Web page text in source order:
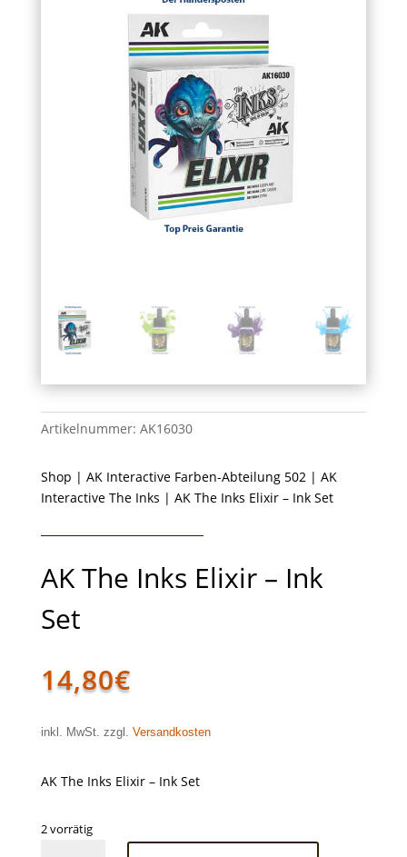
Artikelnummer: AK16030
Shop | AK Interactive Farben-Abteilung 502| AK
Interactive The Inks | AK The Inks Elixir – Ink Set
AK The Inks Elixir – Ink
Set
14,80€
inkl. MwSt. zzgl. Versandkosten
AK The Inks Elixir – Ink Set
2 vorrätig